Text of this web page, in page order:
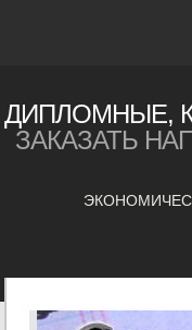
ДИПЛОМНЫЕ,
ЗАКАЗАТЬ